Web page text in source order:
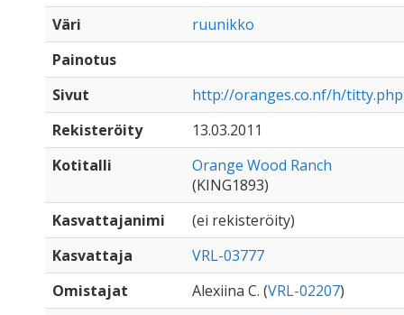
Väri
ruunikko
Painotus
Sivut
http://oranges.co.nf/h/titty.php
Rekisteröity
13.03.2011
Kotitalli
Orange Wood Ranch
(KING1893)
Kasvattajanimi
(ei rekisteröity)
Kasvattaja
VRL-03777
Omistajat
Alexiina C. (VRL-02207)